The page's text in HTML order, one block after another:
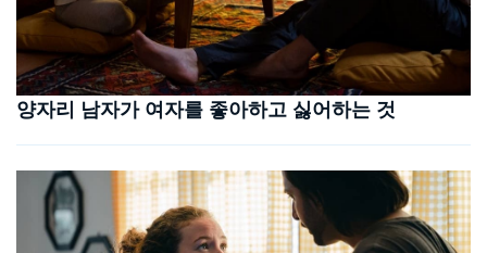
양자리 남자가 여자를 좋아하고 싫어하는 것